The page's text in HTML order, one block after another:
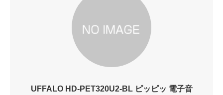
UFFALO HD-PET320U2-BL ピッピッ 電子音